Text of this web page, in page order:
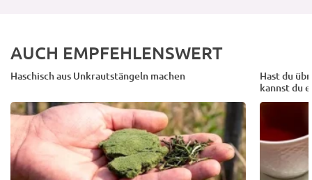
AUCH EMPFEHLENSWERT
Haschisch aus Unkrautstängeln machen
Hast du
kannst du